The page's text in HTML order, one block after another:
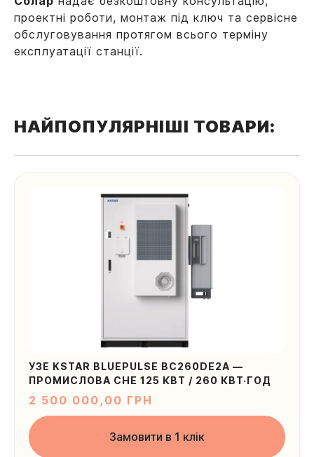
проектні роботи, монтаж під ключ та сервісне
обслуговування протягом всього терміну
експлуатації станції.
НАЙПОПУЛЯРНІШІ ТОВАРИ:
УЗЕ KSTAR BLUEPULSE BC260DE2A —
ПРОМИСЛОВА СНЕ 125 КВТ / 260 КВТ·ГОД
2 500 000,00 ГРН
Замовити в 1 клік
Ваша локація